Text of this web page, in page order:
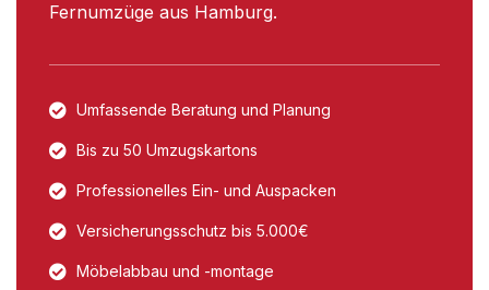
Fernumzüge aus Hamburg.
Umfassende Beratung und Planung
Bis zu 50 Umzugskartons
Professionelles Ein- und Auspacken
Versicherungsschutz bis 5.000€
Möbelabbau und -montage